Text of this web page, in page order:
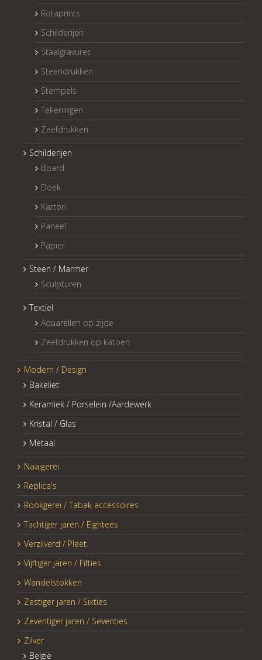
Rotaprints
Schilderijen
Staalgravures
Steendrukken
Stempels
Tekeningen
Zeefdrukken
Schilderijen
Board
Doek
Karton
Paneel
Papier
Steen / Marmer
Sculpturen
Textiel
Aquarellen op zijde
Zeefdrukken op katoen
Modern / Design
Bakeliet
Keramiek / Porselein /Aardewerk
Kristal / Glas
Metaal
Naaigerei
Replica's
Rookgerei / Tabak accessoires
Tachtiger jaren / Eightees
Verzilverd / Pleet
Vijftiger jaren / Fifties
Wandelstokken
Zestiger jaren / Sixties
Zeventiger jaren / Seventies
Zilver
België